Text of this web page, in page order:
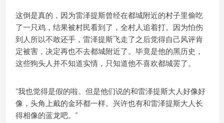
这倒是真的，因为雷泽提斯曾经在都城附近的村子里偷吃
了一只鸡，结果被村民看到了，全村人追着打。因为怕伤
到人所以不敢还手，雷泽提斯飞走了之后觉得自己风评肯
定被害，决定再也不去都城附近了。毕竟是他的黑历史，
这些狗头人并不知道实情，只知道他不喜欢都城罢了。
“我也觉得是假的啦。但是他们说的和雷泽提斯大人好像好
像，头角上戴的金环都一样。兴许也有和雷泽提斯大人长
得相像的蓝龙吧。”